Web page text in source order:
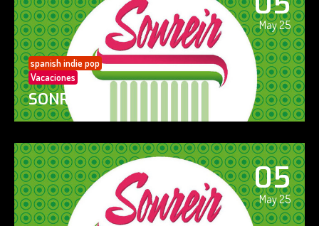
May 25
spanish indie pop
Vacaciones
SONREÍR
05
May 25